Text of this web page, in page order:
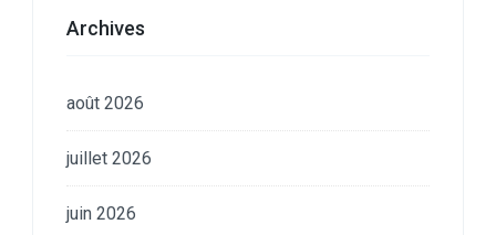
Archives
août 2026
juillet 2026
juin 2026